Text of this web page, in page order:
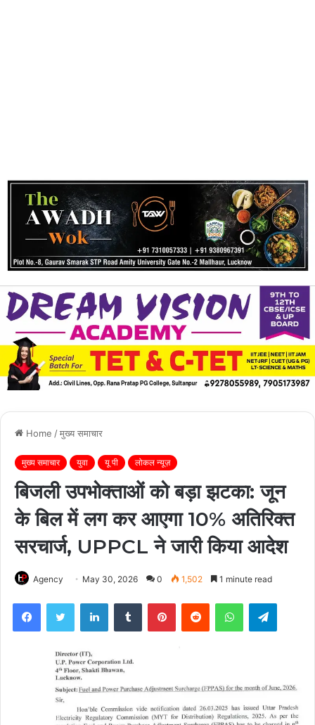
Home /मुख्य समाचार
मुख्य समाचार युवा यू पी लोकल न्यूज़
बिजली उपभोक्ताओं को बड़ा झटका: जून
के बिल में लग कर आएगा 10% अतिरिक्त
सरचार्ज, UPPCL ने जारी किया आदेश
Agency May 30, 2026 0 1,502 1 minute read
FacebookTwitter LinkedInTumblr PinterestReddit WhatsApp